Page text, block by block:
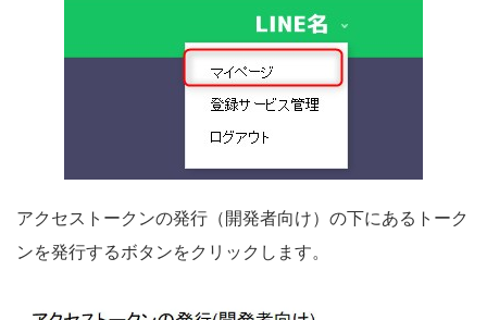
アクセストークンの発行（開発者向け）の下にあるトーク
ンを発行するボタンをクリックします。